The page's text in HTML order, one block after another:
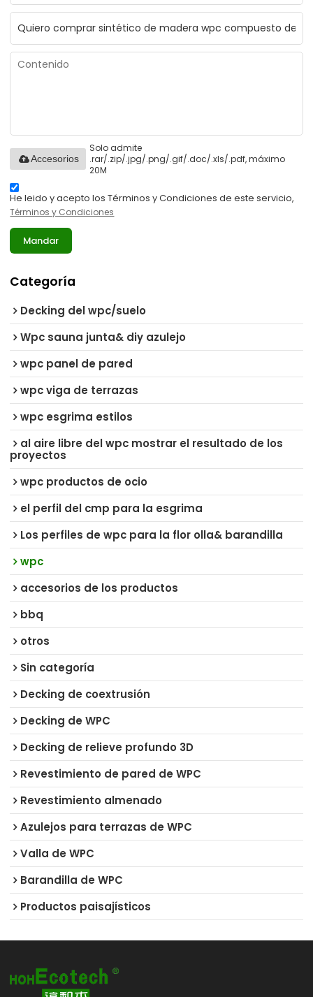
Solo admite
.rar/.zip/.jpg/.png/.gif/.doc/.xls/.pdf, máximo
20M
Accesorios
He leido y acepto los Términos y Condiciones de este servicio,
Términos y Condiciones
Mandar
Categoría
Decking del wpc/suelo
Wpc sauna junta& diy azulejo
wpc panel de pared
wpc viga de terrazas
wpc esgrima estilos
al aire libre del wpc mostrar el resultado de los
proyectos
wpc productos de ocio
el perfil del cmp para la esgrima
Los perfiles de wpc para la flor olla& barandilla
wpc
accesorios de los productos
bbq
otros
Sin categoría
Decking de coextrusión
Decking de WPC
Decking de relieve profundo 3D
Revestimiento de pared de WPC
Revestimiento almenado
Azulejos para terrazas de WPC
Valla de WPC
Barandilla de WPC
Productos paisajísticos